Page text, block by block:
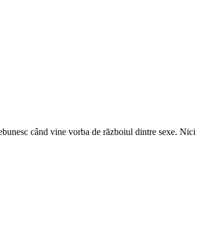
când vine vorba de războiul dintre sexe. Nici